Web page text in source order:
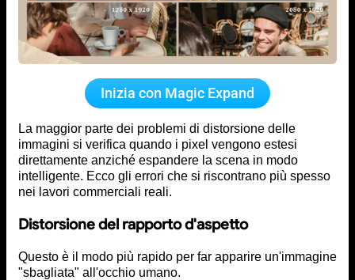
Inizia con Magic Expand
La maggior parte dei problemi di distorsione delle
immagini si verifica quando i pixel vengono estesi
direttamente anziché espandere la scena in modo
intelligente. Ecco gli errori che si riscontrano più spesso
nei lavori commerciali reali.
Distorsione del rapporto d'aspetto
Questo è il modo più rapido per far apparire un'immagine
"sbagliata" all'occhio umano.